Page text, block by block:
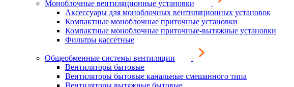
Моноблочные вентиляционные установки
Аксессуары для моноблочных вентиляционных установок
Компактные моноблочные приточные установки
Компактные моноблочные приточные-вытяжные установки
Фильтры кассетные
Общеобменные системы вентиляции
Вентиляторы бытовые
Вентиляторы бытовые канальные смешанного типа
Вентиляторы вытяжные бытовые